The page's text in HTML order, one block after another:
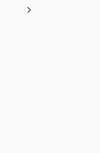
страницам
страница
Следующая